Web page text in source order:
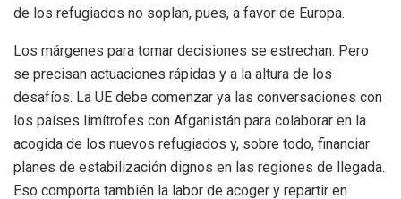
de los refugiados no soplan, pues, a favor de Europa.
Los márgenes para tomar decisiones se estrechan. Pero
se precisan actuaciones rápidas y a la altura de los
desafíos. La UE debe comenzar ya las conversaciones con
los países limítrofes con Afganistán para colaborar en la
acogida de los nuevos refugiados y, sobre todo, financiar
planes de estabilización dignos en las regiones de llegada.
Eso comporta también la labor de acoger y repartir en